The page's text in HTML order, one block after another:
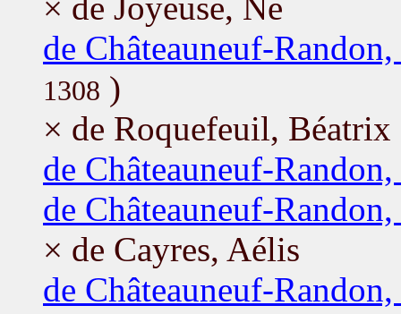
de Châteauneuf-
1308 )
× de Roquefeuil,
de Châteauneuf-
de Châteauneuf-
× de Cayres, Aélis
de Châteauneuf-